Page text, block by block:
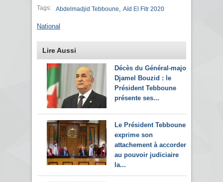
Tags: Abdelmadjid Tebboune Aïd El Fitr 2020
National
Lire Aussi
Décès du Général-major
Djamel Bouzid : le
Président Tebboune
présente ses...
Le Président Tebboune
exprime son
attachement à accorder
au pouvoir judiciaire
la...